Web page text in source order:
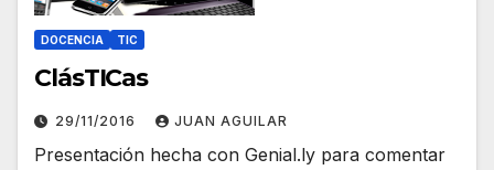
DOCENCIA TIC
ClásTICas
29/11/2016 JUAN AGUILAR
Presentación hecha con Genial.ly para comentar